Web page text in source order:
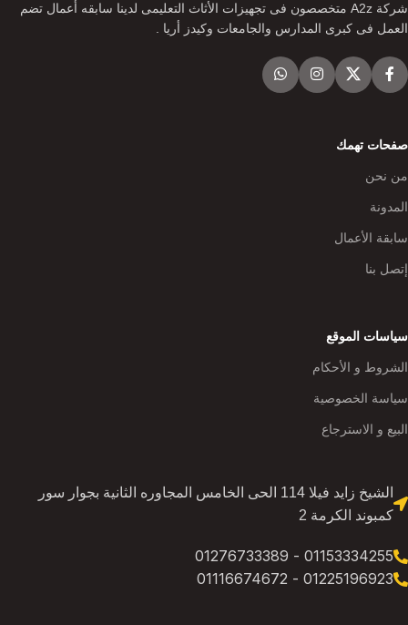
شركة A2z متخصصون فى تجهيزات الأثاث التعليمى لدينا سابقه أعمال تضم
العمل فى كبرى المدارس والجامعات وكيدز أريا .
صفحات تهمك
من نحن
المدونة
سابقة الأعمال
إتصل بنا
سياسات الموقع
الشروط و الأحكام
سياسة الخصوصية
البيع و الاسترجاع
الشيخ زايد فيلا 114 الحى الخامس المجاوره الثانية بجوار سور
كمبوند الكرمة 2
01153334255 - 01276733389
01225196923 - 01116674672